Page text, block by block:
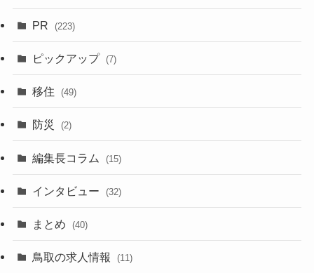
PR (223)
ピックアップ (7)
移住 (49)
防災 (2)
編集長コラム (15)
インタビュー (32)
まとめ (40)
鳥取の求人情報 (11)